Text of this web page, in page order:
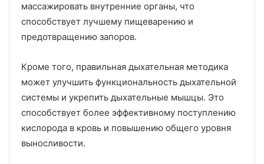
массажировать внутренние органы, что
способствует лучшему пищеварению и
предотвращению запоров.
Кроме того, правильная дыхательная методика
может улучшить функциональность дыхательной
системы и укрепить дыхательные мышцы. Это
способствует более эффективному поступлению
кислорода в кровь и повышению общего уровня
выносливости.